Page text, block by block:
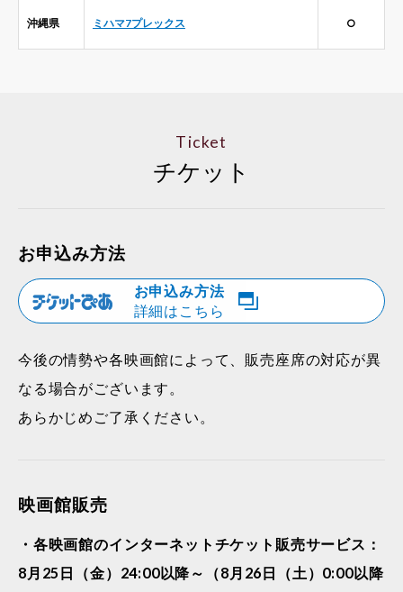
沖縄県 ミハマ7プレックス ○
Ticket
チケット
お申込み方法
お申込み方法
詳細はこちら
今後の情勢や各映画館によって、販売座席の対応が異
なる場合がございます。
あらかじめご了承ください。
映画館販売
・各映画館のインターネットチケット販売サービス：
8月25日（金）24:00以降～（8月26日（土）0:00以降